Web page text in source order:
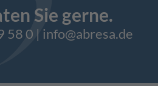
Sie gerne.
58 0 | info@abresa.de